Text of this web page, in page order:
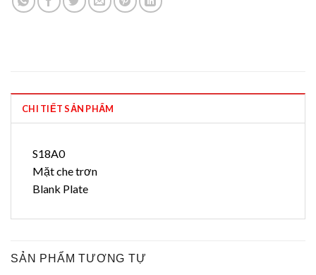
CHI TIẾT SẢN PHẨM
S18A0
Mặt che trơn
Blank Plate
SẢN PHẨM TƯƠNG TỰ